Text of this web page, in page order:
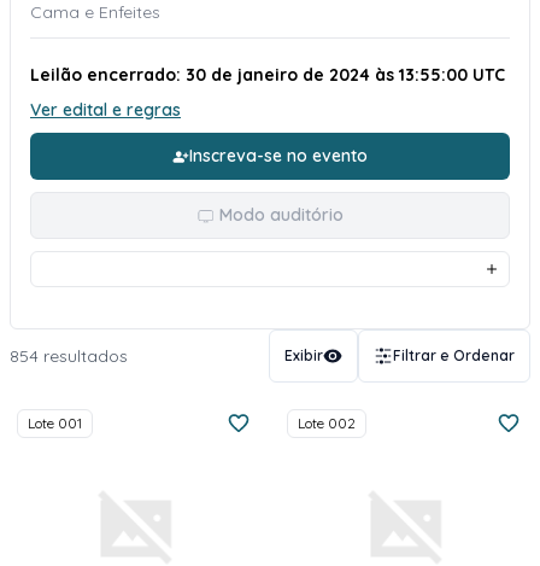
Cama e Enfeites
Leilão encerrado: 30 de janeiro de 2024 às 13:55:00 UTC
Ver edital e regras
Inscreva-se no evento
Modo auditório
854 resultados Exibir Filtrar e Ordenar
Lote 001 Lote 002